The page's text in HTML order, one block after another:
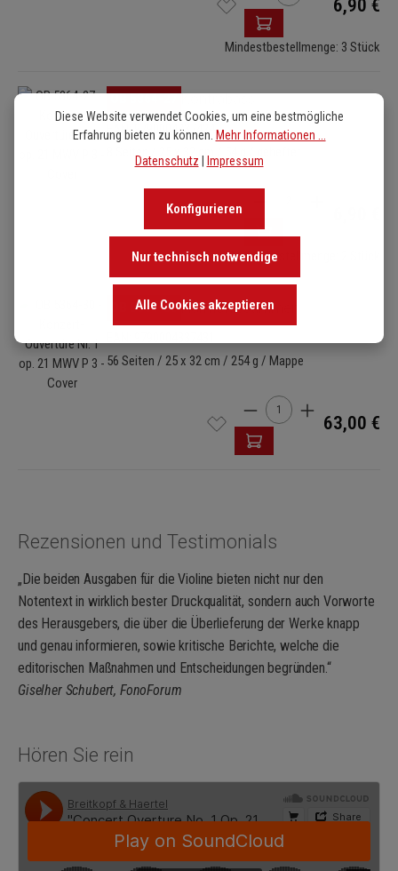
6,90 €
Mindestbestellmenge: 3 Stück
Bildergalerie überspringen
OB 5364-27
EAN: 9790004337424
8 Seiten / 25 x 32 cm / 54 g / geheftet
Produkt Anzahl: Gib
Mindestbestellmenge: 2 Stück
Bildergalerie überspringenOB 5364-30 Harmoniestimmen
56 Seiten / 25 x 32 cm / 254 g / Mappe
Produkt Anzahl: Gib
63,00 €
Rezensionen und Testimonials
„Die beiden Ausgaben für die Violine bieten nicht nur den
Notentext in wirklich bester Druckqualität, sondern auch Vorworte
des Herausgebers, die über die Überlieferung der Werke knapp
und genau informieren, sowie kritische Berichte, welche die
editorischen Maßnahmen und Entscheidungen begründen.“
Giselher Schubert, FonoForum
Hören Sie rein
Diese Website verwendet Cookies, um eine bestmögliche
Erfahrung bieten zu können. Mehr Informationen ...
Datenschutz | Impressum
Nur technisch notwendige
Konfigurieren
Alle Cookies akzeptieren